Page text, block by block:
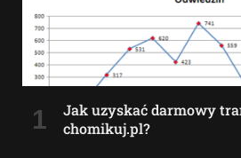
Jak uzyskać darmowy
chomikuj.pl?